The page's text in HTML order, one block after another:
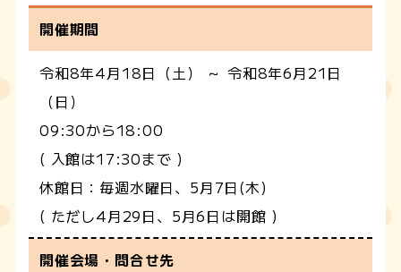
開催期間
令和8年4月18日（土） ～ 令和8年6月21日
（日）
09:30から18:00
( 入館は17:30まで )
休館日：毎週水曜日、5月7日(木)
( ただし4月29日、5月6日は開館 )
開催会場・問合せ先